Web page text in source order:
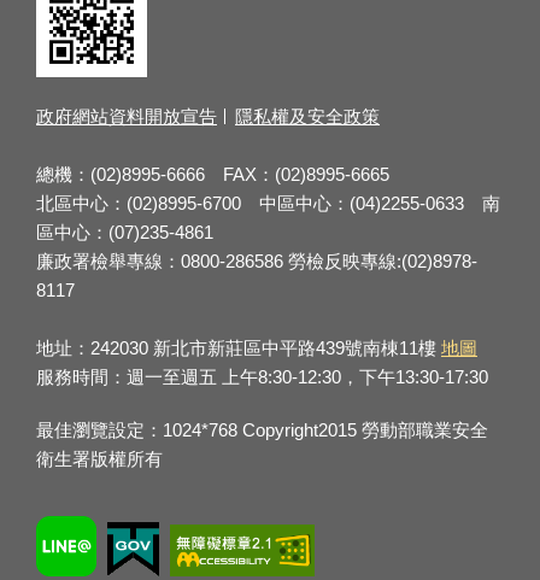
政府網站資料開放宣告 隱私權及安全政策
總機：(02)8995-6666 FAX：(02)8995-6665
北區中心：(02)8995-6700 中區中心：(04)2255-0633 南
區中心：(07)235-4861
廉政署檢舉專線：0800-286586 勞檢反映專線:(02)8978-
8117
地址：242030 新北市新莊區中平路439號南棟11樓 地圖
服務時間：週一至週五 上午8:30-12:30，下午13:30-17:30
最佳瀏覽設定：1024*768 Copyright2015 勞動部職業安全
衛生署版權所有